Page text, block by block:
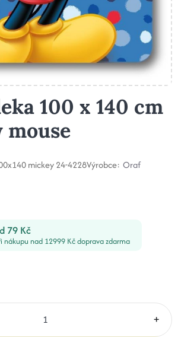
100 x 140 cm
mickey 24-4228Výrobce: Oraf
79 Kč
nákupu nad 12999 Kč doprava zdarma
+